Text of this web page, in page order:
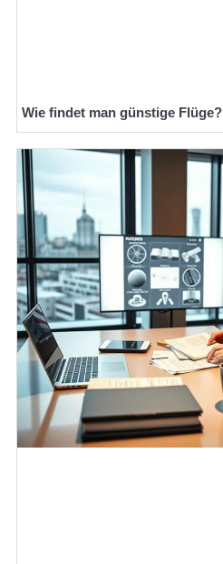
Wie findet man günstige Flüge?